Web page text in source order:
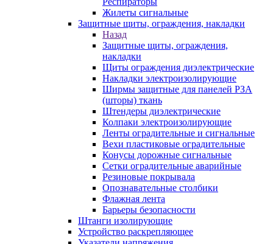
Жилеты сигнальные
Защитные щиты, ограждения, накладки
Назад
Защитные щиты, ограждения,
накладки
Щиты ограждения диэлектрические
Накладки электроизолирующие
Ширмы защитные для панелей РЗА
(шторы) ткань
Штендеры диэлектрические
Колпаки электроизолирующие
Ленты оградительные и сигнальные
Вехи пластиковые оградительные
Конусы дорожные сигнальные
Сетки оградительные аварийные
Резиновые покрывала
Опознавательные столбики
Флажная лента
Барьеры безопасности
Штанги изолирующие
Устройство раскрепляющее